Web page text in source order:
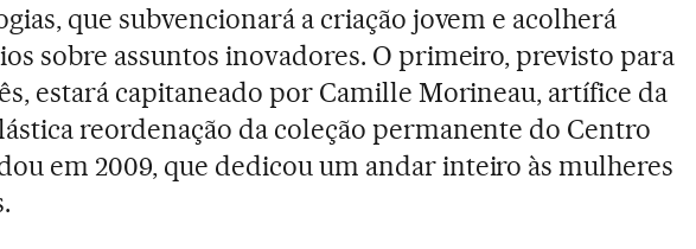
que subvencionará a criação jovem e acolherá
sobre assuntos inovadores. O primeiro, previsto para
estará capitaneado por Camille Morineau, artífice da
reordenação da coleção permanente do Centro
em 2009, que dedicou um andar inteiro às mulheres